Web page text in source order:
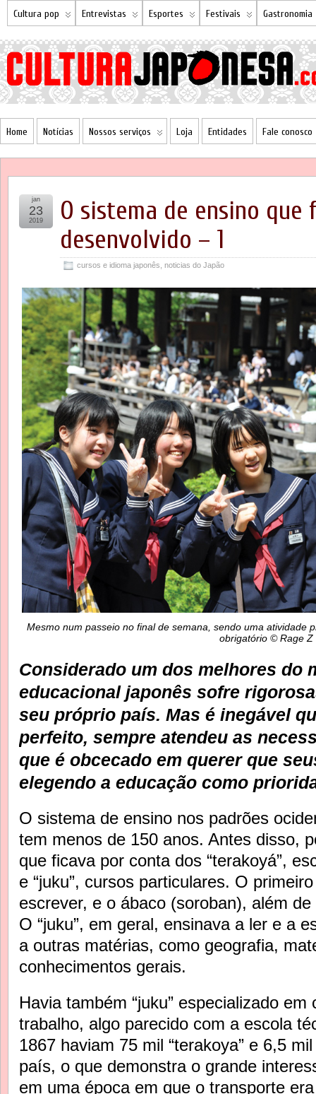
Cultura pop Entrevistas Esportes Festivais Gastronomia
Home Notícias Nossos serviços Loja Entidades Fale conosco
O sistema de ensino que
desenvolvido – 1
cursos e idioma japonês noticias do Japão
jan
23
2019
Mesmo num passeio no final de semana, sendo uma atividade
obrigatório © Rage Z
Considerado um dos melhores do
educacional japonês sofre
seu próprio país. Mas é inegável
perfeito, sempre atendeu as
que é obcecado em querer que
elegendo a educação como
O sistema de ensino nos padrões
tem menos de 150 anos. Antes disso,
que ficava por conta dos “terakoyá”,
e “juku”, cursos particulares. O
escrever, e o ábaco (soroban), além
O “juku”, em geral, ensinava a ler e a
a outras matérias, como geografia,
conhecimentos gerais.
Havia também “juku” especializado
trabalho, algo parecido com a escola
1867 haviam 75 mil “terakoya” e 6,5
país, o que demonstra o grande
em uma época em que o transporte